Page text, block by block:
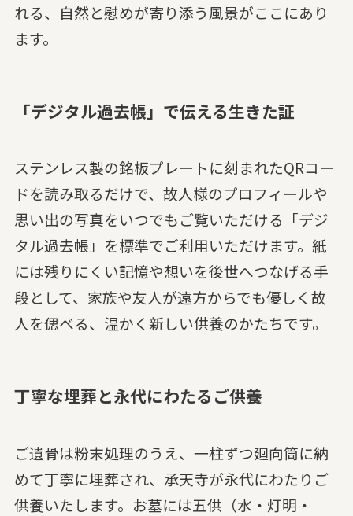
れる、自然と慰めが寄り添う風景がここにあり
ます。
「デジタル過去帳」で伝える生きた証
ステンレス製の銘板プレートに刻まれたQRコー
ドを読み取るだけで、故人様のプロフィールや
思い出の写真をいつでもご覧いただける「デジ
タル過去帳」を標準でご利用いただけます。紙
には残りにくい記憶や想いを後世へつなげる手
段として、家族や友人が遠方からでも優しく故
人を偲べる、温かく新しい供養のかたちです。
丁寧な埋葬と永代にわたるご供養
ご遺骨は粉末処理のうえ、一柱ずつ廻向筒に納
めて丁寧に埋葬され、承天寺が永代にわたりご
供養いたします。お墓には五供（水・灯明・